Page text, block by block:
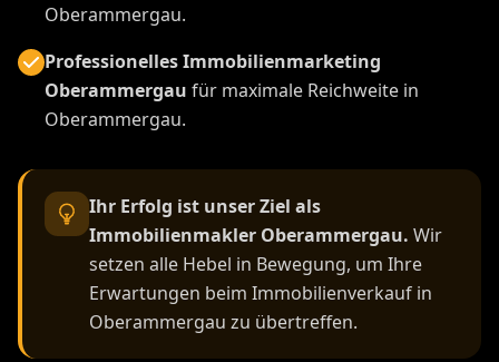
Oberammergau.
Professionelles Immobilienmarketing
Oberammergau für maximale Reichweite in
Oberammergau.
Ihr Erfolg ist unser Ziel als
Immobilienmakler Oberammergau. Wir
setzen alle Hebel in Bewegung, um Ihre
Erwartungen beim Immobilienverkauf in
Oberammergau zu übertreffen.